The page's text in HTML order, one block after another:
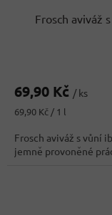
Frosch aviváž
69,90 Kč / ks
Měrná
69,90 Kč / 1 l
Frosch aviváž s vůní
jemně provoněné